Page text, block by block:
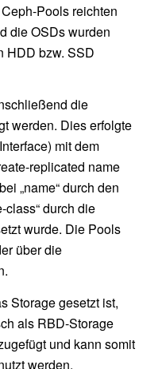
Pools reichten
die OSDs wurden
HDD bzw. SSD
die
werden. Dies erfolgte
mit dem
replicated name
„name“ durch den
class“ durch die
wurde. Die Pools
über die
Storage gesetzt ist,
als RBD-Storage
und kann somit
werden.